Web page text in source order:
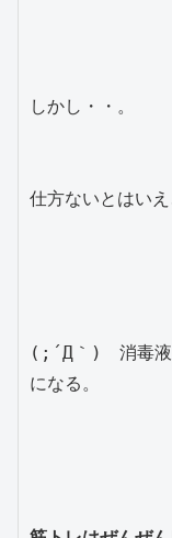
しかし・・。
仕方ないとはいえ
(;´Д｀)　消毒液
になる。